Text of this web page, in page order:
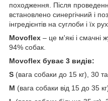
походження. Після
встановлено синергічний і
інгредієнтів на суглоби і їх
Movoflex – це м'які і смачні
94% собак.
Movoflex буває 3 видів:
S (вага собаки до 15 кг), 30
M (вага собаки від 15 до 35